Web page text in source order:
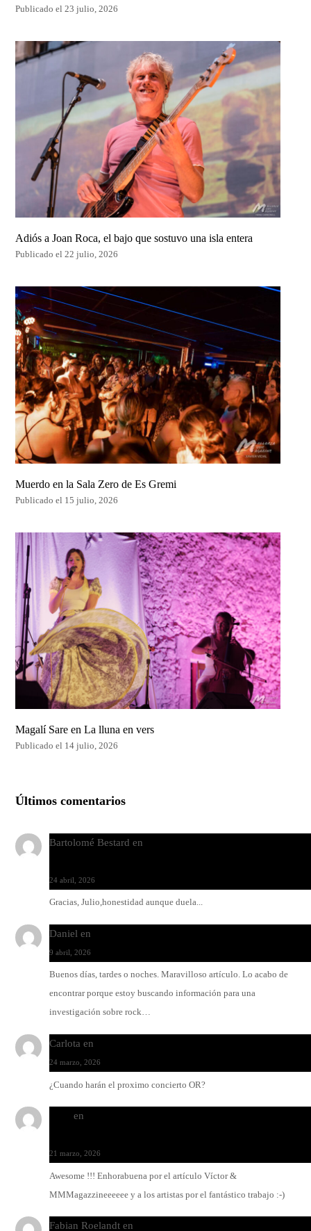
Publicado el 23 julio, 2026
Adiós a Joan Roca, el bajo que sostuvo una isla entera
Publicado el 22 julio, 2026
Muerdo en la Sala Zero de Es Gremi
Publicado el 15 julio, 2026
Magalí Sare en La lluna en vers
Publicado el 14 julio, 2026
Últimos comentarios
Bartolomé Bestard en
24 abril, 2026
Gracias, Julio,honestidad aunque duela...
Daniel en
9 abril, 2026
Buenos días, tardes o noches. Maravilloso artículo. Lo acabo de
encontrar porque estoy buscando información para una
investigación sobre rock…
Carlota en
24 marzo, 2026
¿Cuando harán el proximo concierto OR?
en
21 marzo, 2026
Awesome !!! Enhorabuena por el artículo Víctor &
MMMagazzineeeeee y a los artistas por el fantástico trabajo :-)
Fabian Roelandt en